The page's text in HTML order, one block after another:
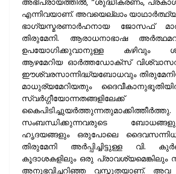
എന്നിവയാണ്. അവയെല്ലാം
ഭാഗ്യസ്മരണാര്‍ഹനായ ജോസഫ്
തിരുമേനി. ആരാധനാഭാഷ
ഉപയോഗിക്കുവാനുള്ള കഴിവും
ആഴമേറിയ ഓര്‍ത്തഡോക്‌സ്
ഈശ്വരസാന്നിദ്ധ്യബോധവും
മാധുര്യമേറിയതും
സ്വര്‍ഗ്ഗീയോന്നതങ്ങളിലേക്ക്
സംബന്ധിക്കുന്നവരുടെ
ഹൃദയങ്ങളും ഒരുപോലെ
തിരുമേനി അര്‍പ്പിച്ചിട്ടുള്ള വി.
കൂദാശകളിലും ഒരു പ്രാവശ്യമെങ്കിലും
അനുഭവിച്ചറിഞ്ഞ വസ്തുതയാണ്. അവ